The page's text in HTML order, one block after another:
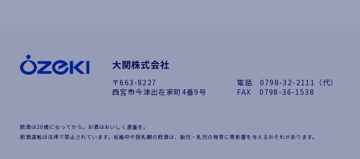
大関株式会社
〒663-8227
西宮市今津出在家町4番9号
電話0798-32-2111（代）
FAX 0798-36-1538
飲酒は20歳になってから。お酒はおいしく適量を。
飲酒運転は法律で禁止されています。妊娠中や授乳期の飲酒は、胎児・乳児の発育に悪影響を与えるおそれがあります。